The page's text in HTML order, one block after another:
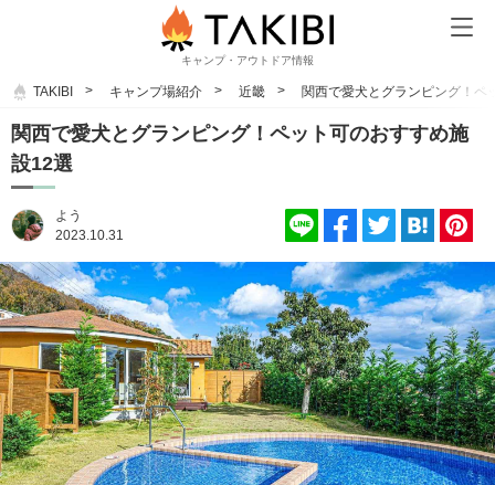
キャンプ・アウトドア情報
TAKIBI キャンプ場紹介 近畿 関西で愛犬とグランピング！ペ
関西で愛犬とグランピング！ペット可のおすすめ施
設12選
よう
2023.10.31